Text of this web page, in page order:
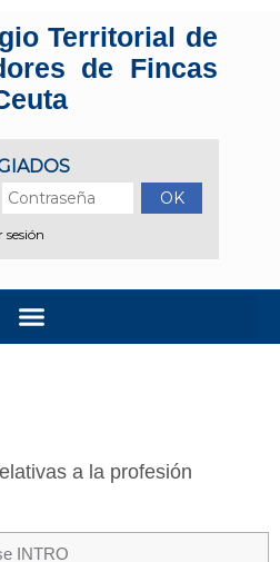
Territorial de
de Fincas
a la profesión